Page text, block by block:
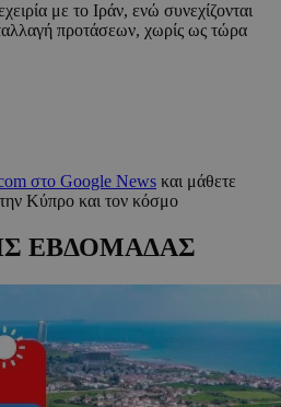
με το Ιράν, ενώ συνεχίζονται
προτάσεων, χωρίς ως τώρα
στο Google News και μάθετε
την Κύπρο και τον κόσμο
ΕΒΔΟΜΑΔΑΣ